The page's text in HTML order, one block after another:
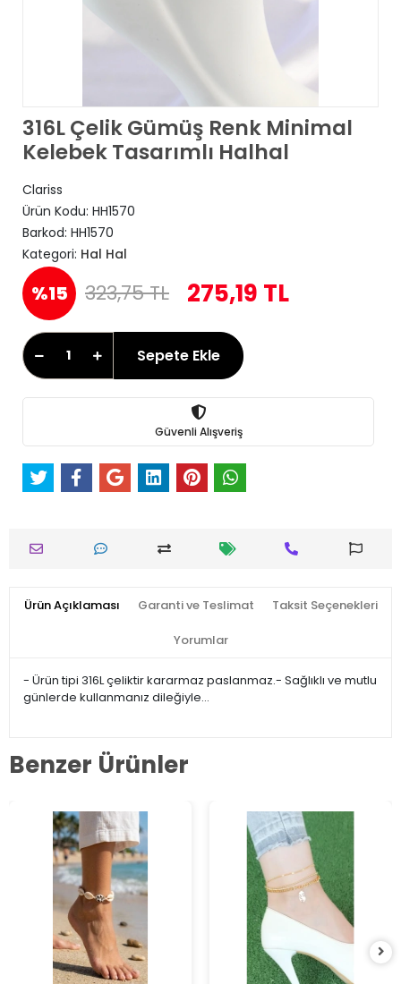
316L Çelik Gümüş Renk Minimal
Kelebek Tasarımlı Halhal
Clariss
Ürün Kodu: HH1570
Barkod: HH1570
Kategori: Hal Hal
%15 323,75 TL 275,19 TL
Sepete Ekle
Güvenli Alışveriş
Ürün Açıklaması Garanti ve Teslimat Taksit Seçenekleri
Yorumlar
- Ürün tipi 316L çeliktir kararmaz paslanmaz.- Sağlıklı ve mutlu
günlerde kullanmanız dileğiyle…
Benzer Ürünler